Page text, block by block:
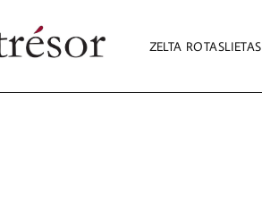
ZELTA ROTASLIETAS